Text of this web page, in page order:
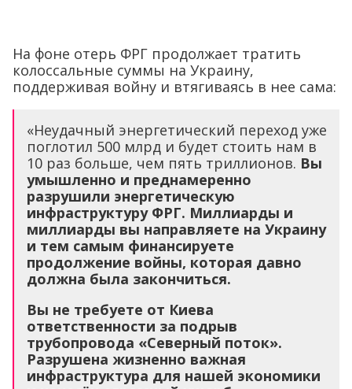
На фоне отерь ФРГ продолжает тратить
колоссальные суммы на Украину,
поддерживая войну и втягиваясь в нее сама:
«Неудачный энергетический переход уже
поглотил 500 млрд и будет стоить нам в
10 раз больше, чем пять триллионов. Вы
умышленно и преднамеренно
разрушили энергетическую
инфраструктуру ФРГ. Миллиарды и
миллиарды вы направляете на Украину
и тем самым финансируете
продолжение войны, которая давно
должна была закончиться.
Вы не требуете от Киева
ответственности за подрыв
трубопровода «Северный поток».
Разрушена жизненно важная
инфраструктура для нашей экономики